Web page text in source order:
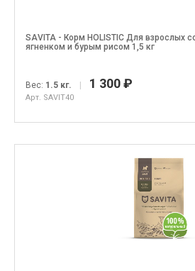
SAVITA - Корм HOLISTIC Для взрослых
ягненком и бурым рисом 1,5 кг
Вес: 1.5 кг. | 1 300 ₽
Арт. SAVIT40